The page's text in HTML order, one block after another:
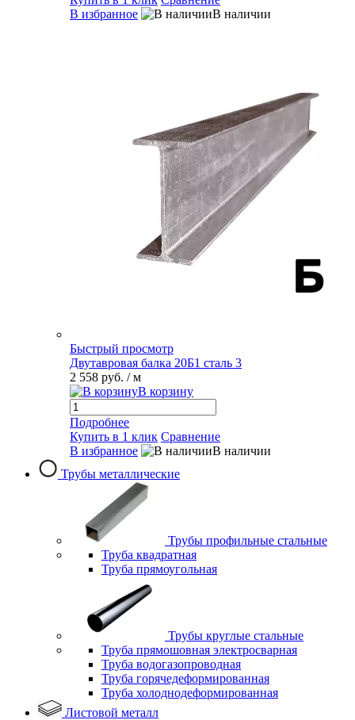
В избранное
В наличии
Быстрый просмотр
Двутавровая балка 20Б1 сталь 3
2 558 руб. / м
В корзину
Подробнее
Купить в 1 клик Сравнение
В избранное
В наличии
Трубы металлические
Трубы профильные стальные
Труба квадратная
Труба прямоугольная
Трубы круглые стальные
Труба прямошовная электросварная
Труба водогазопроводная
Труба горячедеформированная
Труба холоднодеформированная
Листовой металл